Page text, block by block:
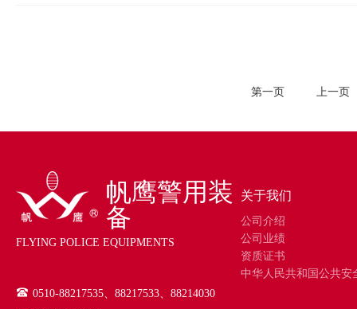
第一页 上一页
帆鹰警用装
备
FLYING POLICE EQUIPMENTS
0510-88217535、88217533、88214030
关于我们
公司介绍
公司业绩
资质证书
中华人民共和国公共安